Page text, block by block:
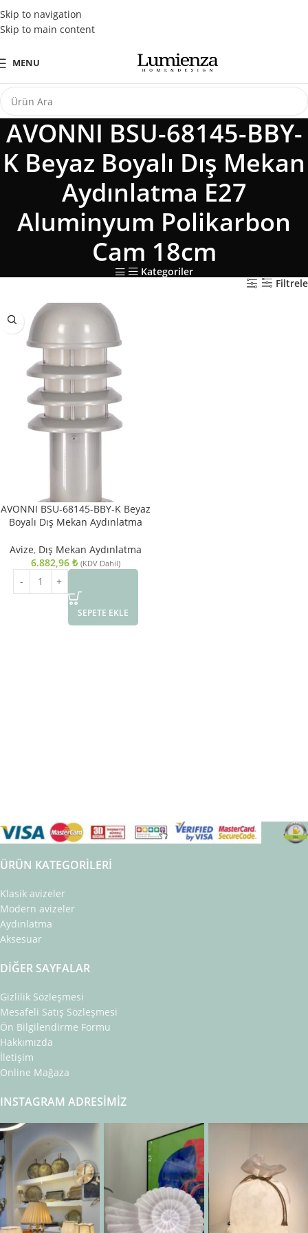
Skip to navigation
Skip to main content
Tüm Kredi Kartlarına Peşin Fiyatına 3 Taksit Fırsatı
MENU
AVONNI BSU-68145-BBY-
K Beyaz Boyalı Dış Mekan
Aydınlatma E27
Aluminyum Polikarbon
Cam 18cm
Kategoriler
Filtrele
AVONNI BSU-68145-BBY-K Beyaz
Boyalı Dış Mekan Aydınlatma
18cm
Avize, Dış Mekan Aydınlatma
6.882,96 ₺ (KDV Dahil)
SEPETE EKLE
ÜRÜN KATEGORILERI
Klasik avizeler
Modern avizeler
Aydınlatma
Aksesuar
DIĞER SAYFALAR
Gizlilik Sözleşmesi
Mesafeli Satış Sözleşmesi
Ön Bilgilendirme Formu
Hakkımızda
İletişim
Online Mağaza
INSTAGRAM ADRESIMIZ